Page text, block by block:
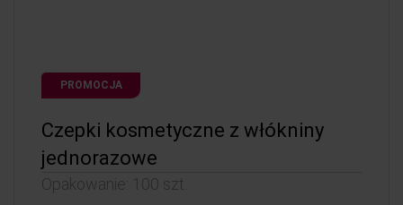
PROMOCJA
Czepki kosmetyczne z włókniny
jednorazowe
Opakowanie: 100 szt.